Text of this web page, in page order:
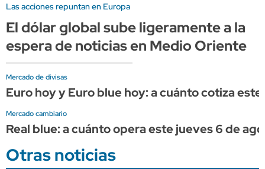
Las acciones repuntan en Europa
El dólar global sube ligeramente a la
espera de noticias en Medio Oriente
Mercado de divisas
Euro hoy y Euro blue hoy: a cuánto cotiza
Mercado cambiario
Real blue: a cuánto opera este jueves 6 de
Otras noticias